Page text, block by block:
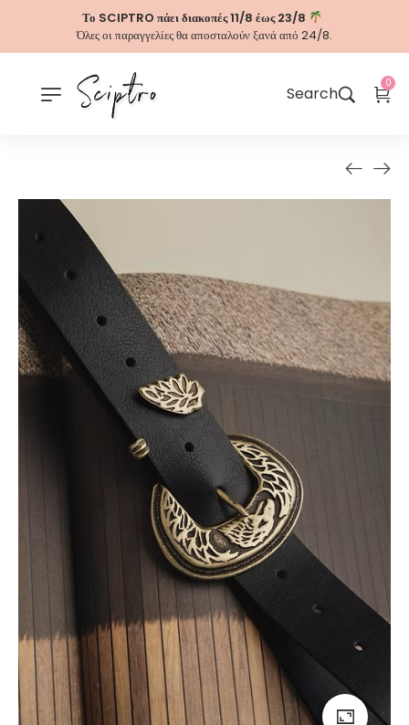
Το SCIPTRO πάει διακοπές 11/8 έως 23/8
Όλες οι παραγγελίες θα αποσταλούν ξανά από 24/8.
Search
0